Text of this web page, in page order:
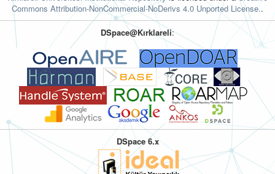
Commons Attribution-NonCommercial-NoDerivs 4.0 Unported License..
DSpace@Kırklareli:
DSpace 6.x